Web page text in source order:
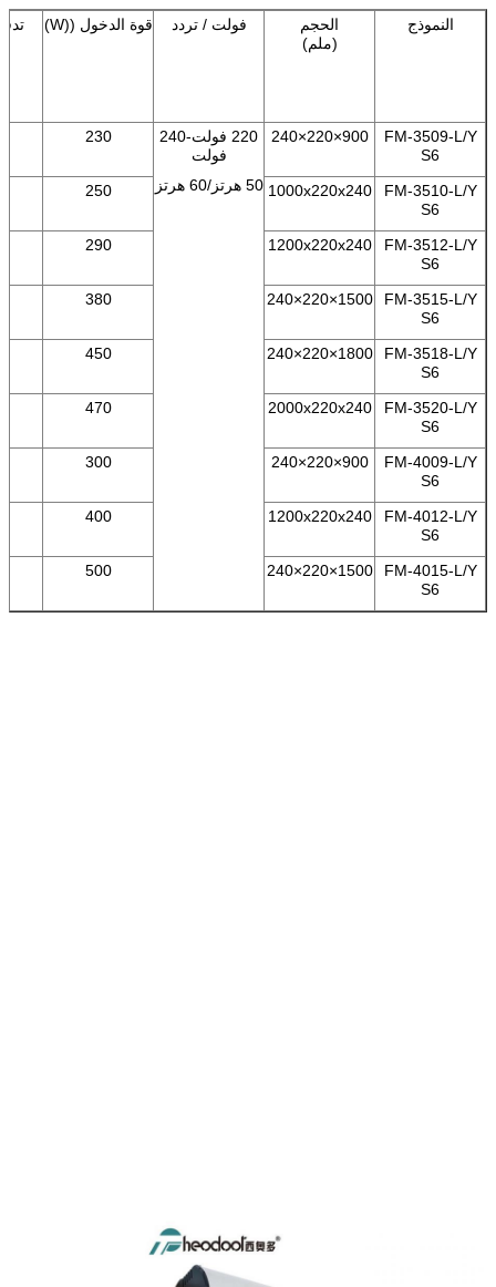
النموذج
الحجم
(ملم)
فولت / تردد قوة الدخول ((W)
FM-3509-L/Y
S6
900×220×240
220 فولت-240
فولت
50 هرتز/60 هرتز
230
FM-3510-L/Y
S6
1000x220x240
250
FM-3512-L/Y
S6
1200x220x240
290
FM-3515-L/Y
S6
1500×220×240
380
FM-3518-L/Y
S6
1800×220×240
450
FM-3520-L/Y
S6
2000x220x240
470
FM-4009-L/Y
S6
900×220×240
300
FM-4012-L/Y
S6
1200x220x240
400
FM-4015-L/Y
S6
1500×220×240
500